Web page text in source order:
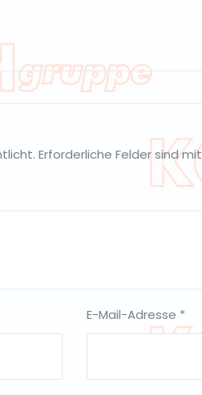
Erforderliche Felder sind mit
E-Mail-Adresse *